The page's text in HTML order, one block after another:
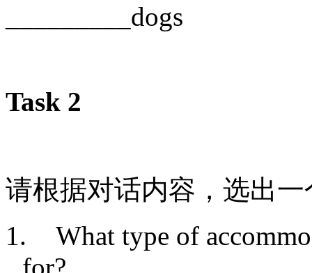
_________dogs
Task 2
请根据对话内容，选出
1.
What type of
for?